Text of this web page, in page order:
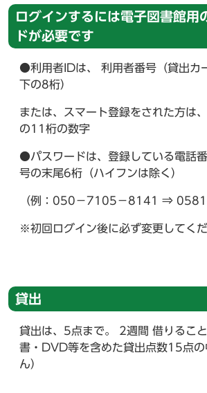
ログインするには電子図書館用
ドが必要です
●利用者IDは、 利用者番号（貸出カ
下の8桁）
または、スマート登録をされた方は
の11桁の数字
●パスワードは、登録している電話
号の末尾6桁（ハイフンは除く）
（例：050－7105－8141 ⇒
※初回ログイン後に必ず変更してくだ
貸出
貸出は、5点まで。 2週間 借りるこ
書・DVD等を含めた貸出点数15点の
ん）